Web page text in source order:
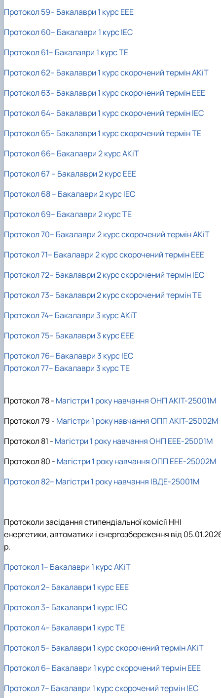
Протокол 59– Бакалаври 1 курс ЕЕЕ
Протокол 60– Бакалаври 1 курс ІЕС
Протокол 61– Бакалаври 1 курс ТЕ
Протокол 62– Бакалаври 1 курс скорочений термін АКіТ
Протокол 63– Бакалаври 1 курс скорочений термін ЕЕЕ
Протокол 64– Бакалаври 1 курс скорочений термін ІЕС
Протокол 65– Бакалаври 1 курс скорочений термін ТЕ
Протокол 66– Бакалаври 2 курс АКіТ
Протокол 67 – Бакалаври 2 курс ЕЕЕ
Протокол 68 – Бакалаври2 курс ІЕС
Протокол 69– Бакалаври 2 курс ТЕ
Протокол 70– Бакалаври 2 курс скорочений термін АКіТ
Протокол 71– Бакалаври 2 курс скорочений термін ЕЕЕ
Протокол 72– Бакалаври 2 курс скорочений термін ІЕС
Протокол 73– Бакалаври 2 курс скорочений термін ТЕ
Протокол 74– Бакалаври 3 курс АКіТ
Протокол 75– Бакалаври 3 курс ЕЕЕ
Протокол 76– Бакалаври 3 курс ІЕС
Протокол 77– Бакалаври 3 курс ТЕ
Протокол 78 - Магістри 1 року навчання ОНП АКІТ-25001М
Протокол 79 - Магістри 1 року навчання ОПП АКІТ-25002М
Протокол 81 - Магістри 1 року навчання ОНП ЕЕЕ-25001М
Протокол 80 - Магістри 1 року навчання ОПП ЕЕЕ-25002М
Протокол 82– Магістри 1 року навчання ІВДЕ-25001М
Протоколи засідання стипендіальної комісії ННІ
енергетики, автоматики і енергозбереження від
р.
Протокол 1– Бакалаври 1 курс АКіТ
Протокол 2– Бакалаври 1 курс ЕЕЕ
Протокол 3– Бакалаври 1 курс ІЕС
Протокол 4– Бакалаври 1 курс ТЕ
Протокол 5– Бакалаври 1 курс скорочений термін АКіТ
Протокол 6– Бакалаври 1 курс скорочений термін ЕЕЕ
Протокол 7– Бакалаври 1 курс скорочений термін ІЕС